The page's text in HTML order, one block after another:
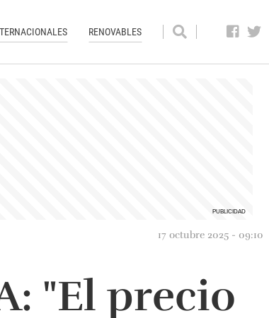
RENOVABLES
17 octubre 2025 - 09:10
"El precio